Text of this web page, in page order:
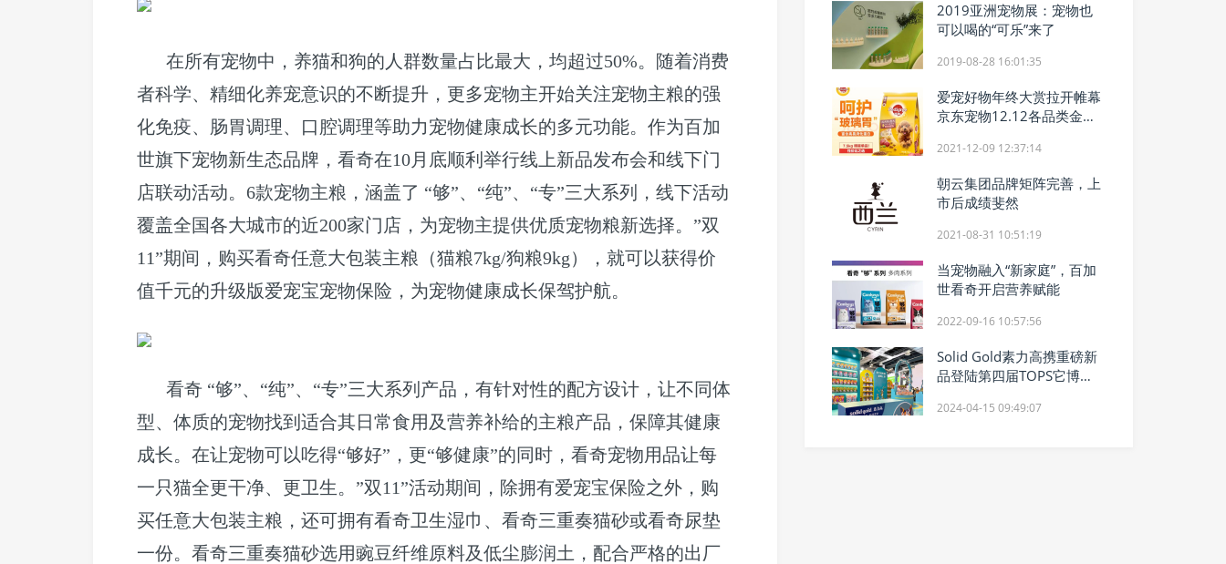
在所有宠物中，养猫和狗的人群数量占比最大，均超过50%。随着消费
者科学、精细化养宠意识的不断提升，更多宠物主开始关注宠物主粮的强
化免疫、肠胃调理、口腔调理等助力宠物健康成长的多元功能。作为百加
世旗下宠物新生态品牌，看奇在10月底顺利举行线上新品发布会和线下门
店联动活动。6款宠物主粮，涵盖了 “够”、“纯”、“专”三大系列，线下活动
覆盖全国各大城市的近200家门店，为宠物主提供优质宠物粮新选择。”双
11”期间，购买看奇任意大包装主粮（猫粮7kg/狗粮9kg），就可以获得价
值千元的升级版爱宠宝宠物保险，为宠物健康成长保驾护航。
看奇 “够”、“纯”、“专”三大系列产品，有针对性的配方设计，让不同体
型、体质的宠物找到适合其日常食用及营养补给的主粮产品，保障其健康
成长。在让宠物可以吃得“够好”，更“够健康”的同时，看奇宠物用品让每
一只猫全更干净、更卫生。”双11”活动期间，除拥有爱宠宝保险之外，购
买任意大包装主粮，还可拥有看奇卫生湿巾、看奇三重奏猫砂或看奇尿垫
一份。看奇三重奏猫砂选用豌豆纤维原料及低尘膨润土，配合严格的出厂
2019亚洲宠物展：宠物也
可以喝的“可乐”来了
2019-08-28 16:01:35
爱宠好物年终大赏拉开帷幕
京东宠物12.12各品类金榜
2021-12-09 12:37:14
朝云集团品牌矩阵完善，上
市后成绩斐然
2021-08-31 10:51:19
当宠物融入“新家庭”，百加
世看奇开启营养赋能
2022-09-16 10:57:56
Solid Gold素力高携重磅新
品登陆第四届TOPS它博
养新活力
2024-04-15 09:49:07